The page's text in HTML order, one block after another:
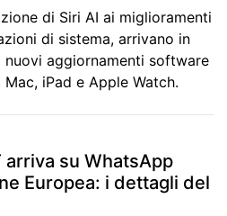
di Siri AI ai miglioramenti
di sistema, arrivano in
nuovi aggiornamenti software
Mac, iPad e Apple Watch.
arriva su WhatsApp
Europea: i dettagli del